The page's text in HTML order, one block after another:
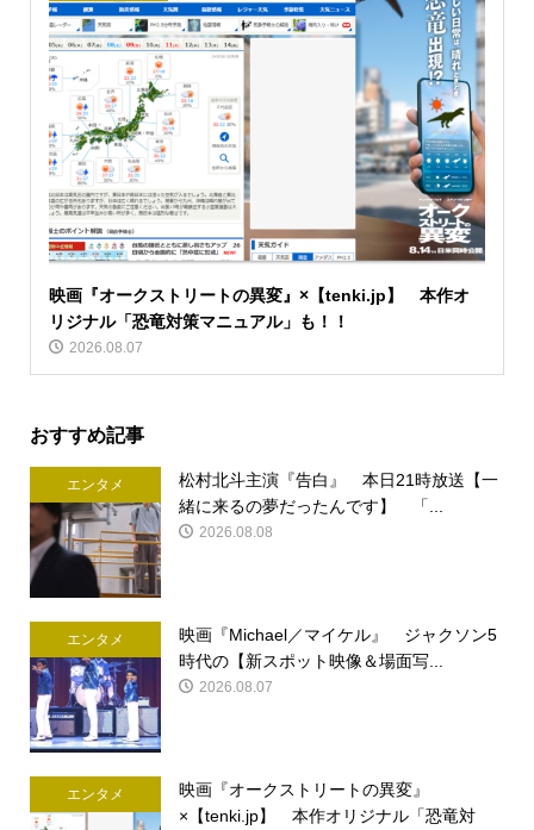
映画『オークストリートの異変』×【tenki.jp】 本作オ
リジナル「恐竜対策マニュアル」も！！
2026.08.07
おすすめ記事
エンタメ
松村北斗主演『告白』 本日21時放送【一
緒に来るの夢だったんです】 「...
2026.08.08
エンタメ
映画『Michael／マイケル』 ジャクソン5
時代の【新スポット映像＆場面写...
2026.08.07
エンタメ
映画『オークストリートの異変』
×【tenki.jp】 本作オリジナル「恐竜対